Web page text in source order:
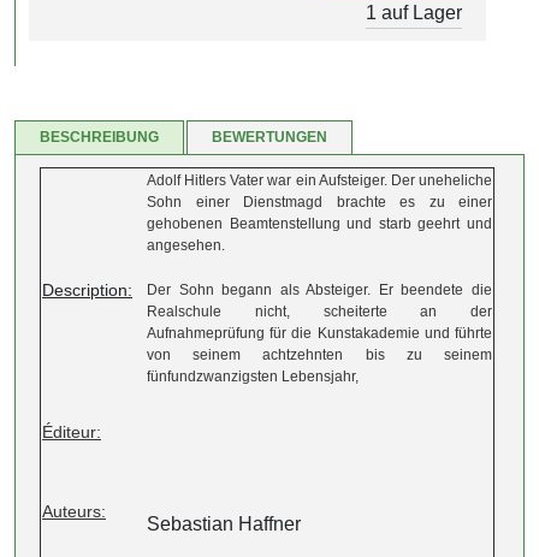
1 auf Lager
BESCHREIBUNG BEWERTUNGEN
Description:
Adolf Hitlers Vater war ein Aufsteiger. Der uneheliche
Sohn einer Dienstmagd brachte es zu einer
gehobenen Beamtenstellung und starb geehrt und
angesehen.
Der Sohn begann als Absteiger. Er beendete die
Realschule nicht, scheiterte an der
Aufnahmeprüfung für die Kunstakademie und führte
von seinem achtzehnten bis zu seinem
fünfundzwanzigsten Lebensjahr,
Éditeur:
Auteurs:
Sebastian Haffner